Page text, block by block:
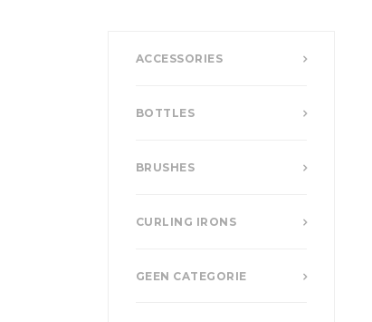
ACCESSORIES
BOTTLES
BRUSHES
CURLING IRONS
GEEN CATEGORIE